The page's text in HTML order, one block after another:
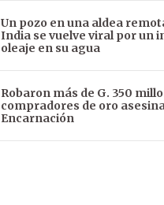
Un pozo en una aldea
India se vuelve viral por un
oleaje en su agua
Robaron más de G. 350
compradores de oro
Encarnación